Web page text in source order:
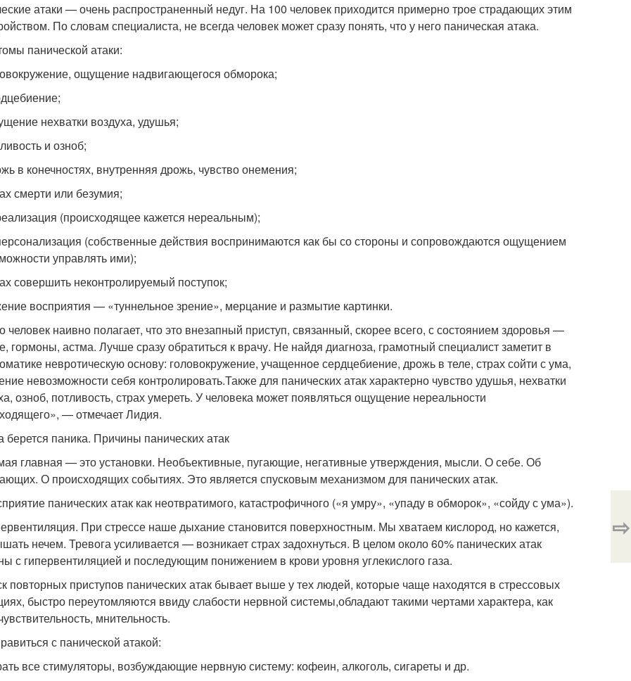
атаки — очень распространенный недуг. На 100 человек приходится примерно трое страдающих этим
По словам специалиста, не всегда человек может сразу понять, что у него паническая атака.
панической атаки:
ощущение надвигающегося обморока;
нехватки воздуха, удушья;
и озноб;
в конечностях, внутренняя дрожь, чувство онемения;
смерти или безумия;
(происходящее кажется нереальным);
(собственные действия воспринимаются как бы со стороны и сопровождаются ощущением
управлять ими);
совершить неконтролируемый поступок;
восприятия — «туннельное зрение», мерцание и размытие картинки.
человек наивно полагает, что это внезапный приступ, связанный, скорее всего, с состоянием здоровья —
гормоны, астма. Лучше сразу обратиться к врачу. Не найдя диагноза, грамотный специалист заметит в
невротическую основу: головокружение, учащенное сердцебиение, дрожь в теле, страх сойти с ума,
невозможности себя контролировать.Также для панических атак характерно чувство удушья, нехватки
озноб, потливость, страх умереть. У человека может появляться ощущение нереальности
— отмечает Лидия.
берется паника. Причины панических атак
главная — это установки. Необъективные, пугающие, негативные утверждения, мысли. О себе. Об
О происходящих событиях. Это является спусковым механизмом для панических атак.
панических атак как неотвратимого, катастрофичного («я умру», «упаду в обморок», «сойду с ума»).
При стрессе наше дыхание становится поверхностным. Мы хватаем кислород, но кажется,
нечем. Тревога усиливается — возникает страх задохнуться. В целом около 60% панических атак
с гипервентиляцией и последующим понижением в крови уровня углекислого газа.
повторных приступов панических атак бывает выше у тех людей, которые чаще находятся в стрессовых
быстро переутомляются ввиду слабости нервной системы,обладают такими чертами характера, как
мнительность.
с панической атакой:
все стимуляторы, возбуждающие нервную систему: кофеин, алкоголь, сигареты и др.
⇨